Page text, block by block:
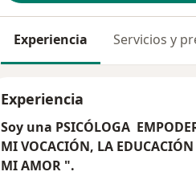
Experiencia Servicios y
Experiencia
Soy una PSICÓLOGA
MI VOCACIÓN, LA
MI AMOR ".